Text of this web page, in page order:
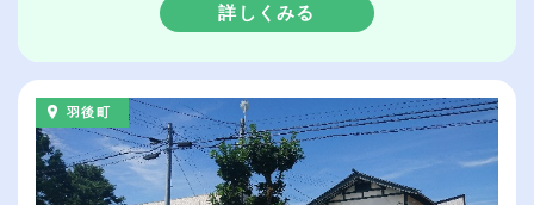
詳しくみる
羽後町